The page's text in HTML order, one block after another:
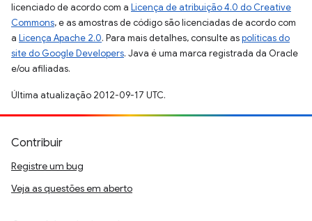
licenciado de acordo com a Licença de atribuição 4.0 do Creative
Commons, e as amostras de código são licenciadas de acordo com
a Licença Apache 2.0. Para mais detalhes, consulte aspolíticas do
site do Google Developers. Java é uma marca registrada da Oracle
e/ou afiliadas.
Última atualização 2012-09-17 UTC.
Contribuir
Registre um bug
Veja as questões em aberto